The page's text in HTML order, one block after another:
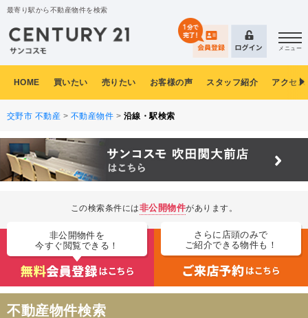
最寄り駅から不動産物件を検索
メニュー
HOME 買いたい 売りたい お客様の声 スタッフ紹介 アクセ
交野市 不動産 > 不動産物件 > 沿線・駅検索
この検索条件には非公開物件があります。
非公開物件を
今すぐ閲覧できる！
さらに店頭のみで
ご紹介できる物件も！
不動産物件検索